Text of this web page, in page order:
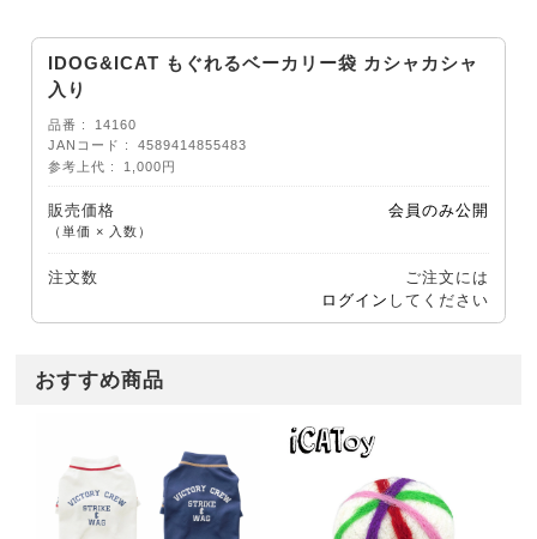
IDOG&ICAT もぐれるベーカリー袋 カシャカシャ
入り
品番
14160
JANコード
4589414855483
参考上代
1,000円
販売価格
（単価 × 入数）
会員のみ公開
注文数
ご注文には
ログイン してください
おすすめ商品